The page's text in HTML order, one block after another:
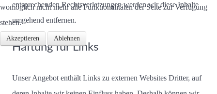
entsprechenden Rechtsverletzungen werden wir diese Inhalte
umgehend entfernen.
Haftung für Links
Unser Angebot enthält Links zu externen Websites Dritter, auf
womöglich nicht mehr alle Funktionalitäten der Seite zur Verfügung
stehen.
Akzeptieren Ablehnen